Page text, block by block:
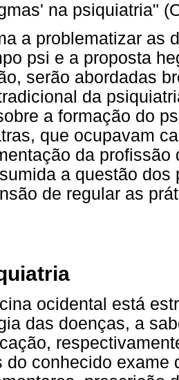
na psiquiatria"
a problematizar as
psi e a proposta
serão abordadas
da
a formação do
que ocupavam
da
a questão
de regular as
ocidental está
das doenças, a
do conhecido exame